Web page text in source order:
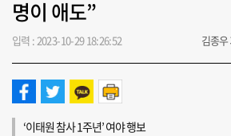
명이 애도”
입력 : 2023-10-29 18:26:52 김종
‘이태원 참사 1주년’ 여야 행보